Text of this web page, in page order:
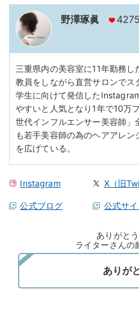
野澤琢眞 4275
三重県内の美容室に11年勤務
教員をしながら直営サロンでス
学生に向けて発信した
やすいと人気となり1年で10万
世代インフルエンサー美容師」
も若手美容師の為のヘアアレ
を広げている。
Instagram X（旧
公式ブログ 公式サイ
ありがと
ライターさんの